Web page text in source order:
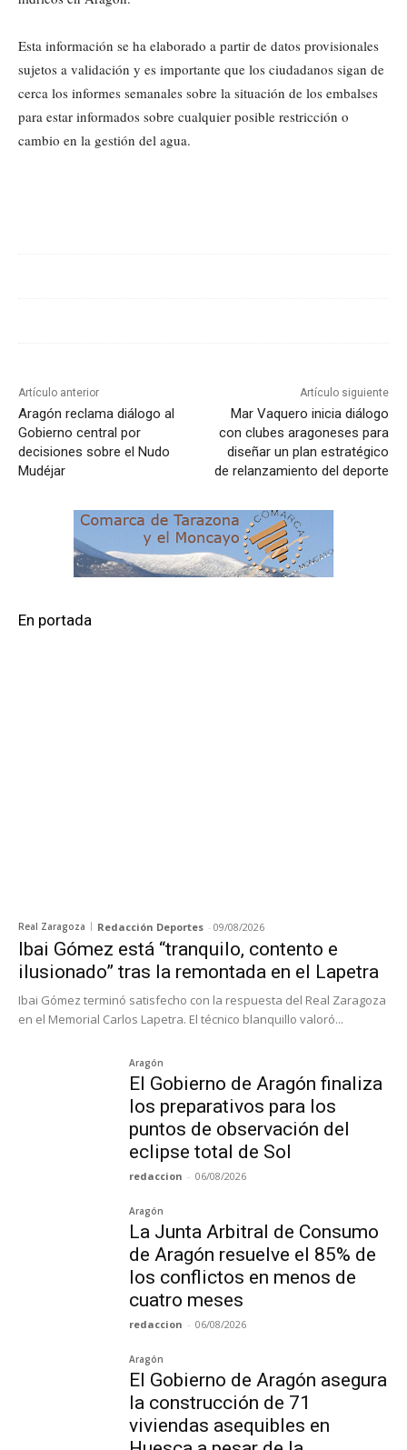
Esta información se ha elaborado a partir de datos provisionales
sujetos a validación y es importante que los ciudadanos sigan de
cerca los informes semanales sobre la situación de los embalses
para estar informados sobre cualquier posible restricción o
cambio en la gestión del agua.
Artículo anterior
Aragón reclama diálogo al
Gobierno central por
decisiones sobre el Nudo
Mudéjar
Artículo siguiente
Mar Vaquero inicia diálogo
con clubes aragoneses para
diseñar un plan estratégico
de relanzamiento del deporte
En portada
Real Zaragoza Redacción Deportes - 09/08/2026
Ibai Gómez está “tranquilo, contento e
ilusionado” tras la remontada en el Lapetra
Ibai Gómez terminó satisfecho con la respuesta del Real Zaragoza
en el Memorial Carlos Lapetra. El técnico blanquillo valoró...
Aragón
El Gobierno de Aragón finaliza
los preparativos para los
puntos de observación del
eclipse total de Sol
redaccion - 06/08/2026
Aragón
La Junta Arbitral de Consumo
de Aragón resuelve el 85% de
los conflictos en menos de
cuatro meses
redaccion - 06/08/2026
Aragón
El Gobierno de Aragón asegura
la construcción de 71
viviendas asequibles en